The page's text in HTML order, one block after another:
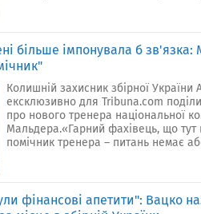
більше імпонувала б зв'язка:
Колишній захисник збірної
ексклюзивно для Tribuna.com
про нового тренера національної
Мальдера.«Гарний фахівець, що тут
помічник тренера – питань немає
фінансові апетити": Вацко